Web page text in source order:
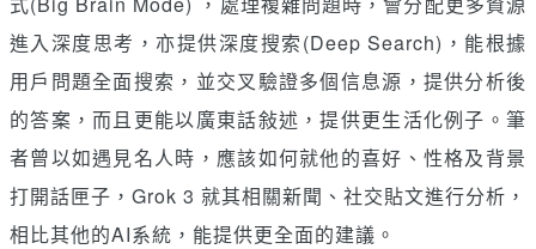
進入深度思考，亦提供深度搜索(Deep Search)，能根據
用戶問題全面搜索，並交叉驗證多個信息源，提供分析後
的答案，而且更能以廣東話敍述，提供更生活化例子。筆
者曾以如遇見名人時，應該如何就他的喜好、性格及背景
打開話匣子，Grok 3 就其相關新聞、社交貼文進行分析，
相比其他的AI系統，能提供更全面的建議。